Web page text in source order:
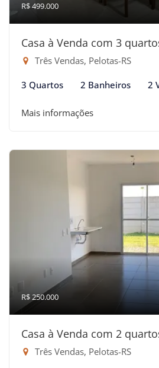
R$ 499.000
Casa à Venda com 3
Três Vendas, Pelotas-RS
3 Quartos 2 Banheiros 2
Mais informações
R$ 250.000
Casa à Venda com 2
Três Vendas, Pelotas-RS